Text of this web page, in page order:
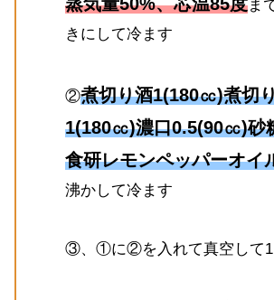
ま
きにして冷ます
②煮切り酒1(180㏄)煮切
1(180㏄)濃口0.5(90㏄)砂
食研レモンペッパーオイ
沸かして冷ます
③、①に②を入れて真空して1